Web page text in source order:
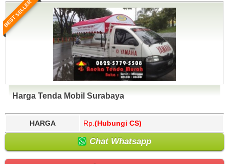
BEST SELLER
Harga Tenda Mobil Surabaya
HARGA Rp. (Hubungi CS)
Chat Whatsapp